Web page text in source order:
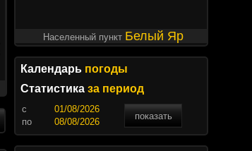
Населенный пункт Белый Яр
Календарь погоды
Статистика за период
c
показать
по